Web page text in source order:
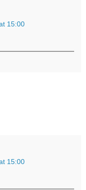
15:00
15:00